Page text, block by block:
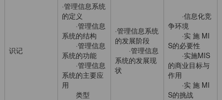
识记
·管理信息系统
的定义
·管理信息
系统的结构
·管理信息
系统的功能
·管理信息
系统的主要应
用
类型
·管理信息系统
的发展阶段
·管理信息
系统的发展现
状
·信息化竞
争环境
·实 施 MI
S的必要性
·实施MIS
的商业目标与
作用
·实 施 MI
S的挑战